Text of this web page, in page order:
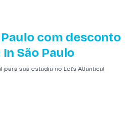
com desconto
São Paulo
para sua estadia no Let's Atlantica!